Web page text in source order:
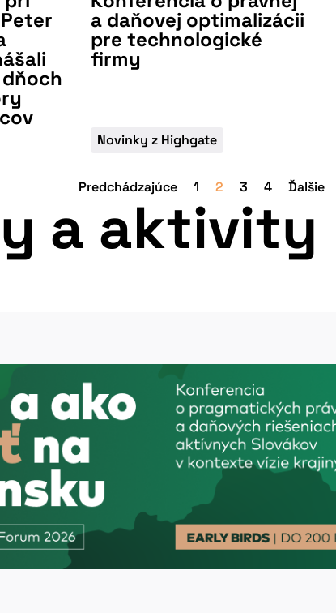
a daňovej optimalizácii
pre technologické
firmy
Novinky z Highgate
Predchádzajúce 1 2 3 4 Ďalšie
a aktivity